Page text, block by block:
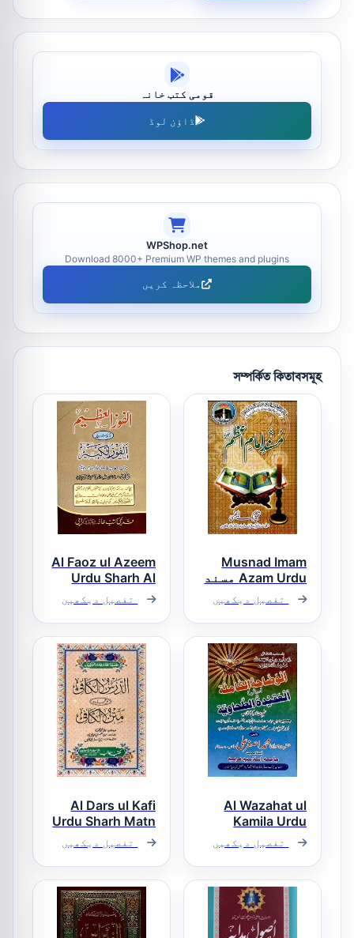
قومی کتب خانہ
ڈاؤن لوڈ
WPShop.net
Download 8000+ Premium WP themes and plugins
ملاحظہ کریں
সম্পর্কিত কিতাবসমূহ
Musnad Imam
Azam Urdu مسند
امام اعظم اردو
تفصیل دیکھیں
Al Faoz ul Azeem
Urdu Sharh Al
Faoz ul Kabir
الفوز العظیم
اردو شرح الفوز
الکبیر
تفصیل دیکھیں
Al Wazahat ul
Kamila Urdu
Sharh Al Aqeeda
Al Tahawiah
الوضاحت
الکاملۃ اردو
شرح العقیدۃ
الطحاویۃ
تفصیل دیکھیں
Al Dars ul Kafi
Urdu Sharh Matn
ul Kafi الدرس
الکافی اردو
شرح متن الکافی
تفصیل دیکھیں